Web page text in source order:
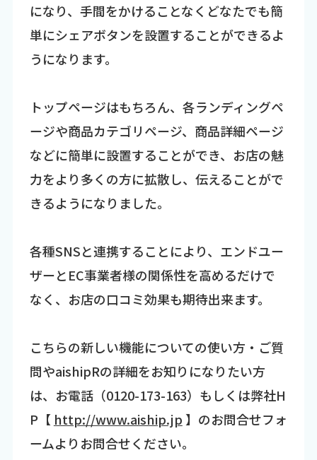
になり、手間をかけることなくどなたでも簡
単にシェアボタンを設置することができるよ
うになります。
トップページはもちろん、各ランディングペ
ージや商品カテゴリページ、商品詳細ページ
などに簡単に設置することができ、お店の魅
力をより多くの方に拡散し、伝えることがで
きるようになりました。
各種SNSと連携することにより、エンドユー
ザーとEC事業者様の関係性を高めるだけで
なく、お店の口コミ効果も期待出来ます。
こちらの新しい機能についての使い方・ご質
問やaishipRの詳細をお知りになりたい方
は、お電話（0120-173-163）もしくは弊社H
P【 http://www.aiship.jp 】のお問合せフォ
ームよりお問合せください。